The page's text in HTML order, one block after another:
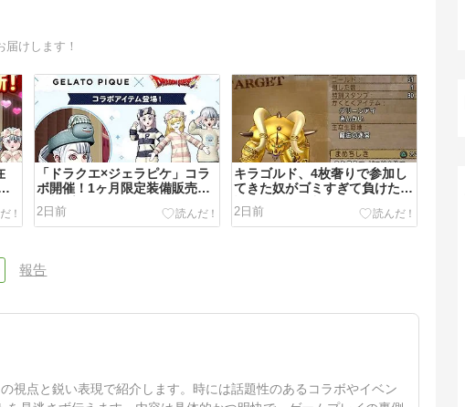
けします！
「ドラクエ×ジェラピケ」コラ
ボ開催！1ヶ月限定装備販売＆
無料プレゼント（9月3日
（木）10:59まで）
2日前
キラゴルド、4枚奢りで参加し
てきた奴がゴミすぎて負けた…
誰も身代わり入れてないし…
250万損した…ほんと最悪だ
わ…
2日前
報告
視点と鋭い表現で紹介します。時には話題性のあるコラボやイベン